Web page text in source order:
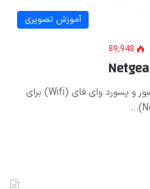
آموزش تصویری
89,948
آموزش تغییر دادن و عوض کردن رمز عبور و پسورد وای فای (Wifi) برای